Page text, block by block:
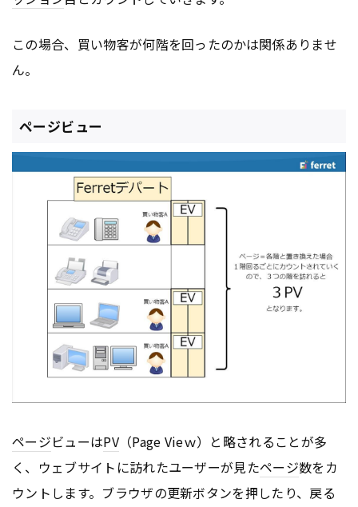
この場合、買い物客が何階を回ったのかは関係ありませ
ん。
ページビュー
ページビューはPV（Page Vieｗ）と略されることが多
く、ウェブサイトに訪れたユーザーが見たページ数をカ
ウントします。ブラウザの更新ボタンを押したり、戻る